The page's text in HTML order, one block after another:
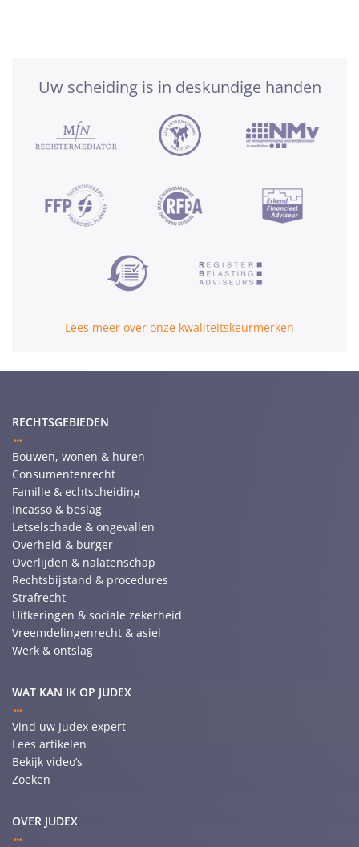
Uw scheiding is in deskundige handen
Lees meer over onze kwaliteitskeurmerken
RECHTSGEBIEDEN
Bouwen, wonen & huren
Consumentenrecht
Familie & echtscheiding
Incasso & beslag
Letselschade & ongevallen
Overheid & burger
Overlijden & nalatenschap
Rechtsbijstand & procedures
Strafrecht
Uitkeringen & sociale zekerheid
Vreemdelingenrecht & asiel
Werk & ontslag
WAT KAN IK OP JUDEX
Vind uw Judex expert
Lees artikelen
Bekijk video’s
Zoeken
OVER JUDEX